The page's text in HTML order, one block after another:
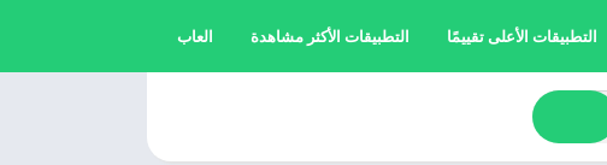
التطبيقات الأعلى تقييمًا التطبيقات الأكثر مشاهدة العاب